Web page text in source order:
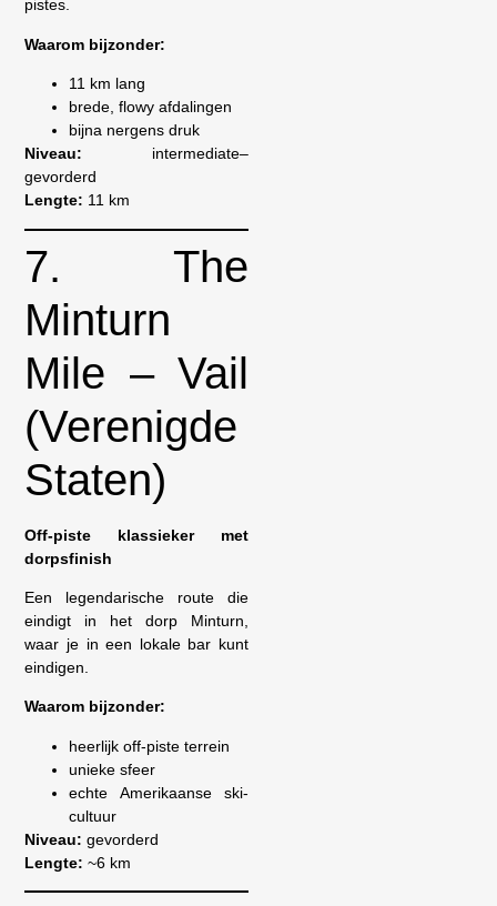
pistes.
Waarom bijzonder:
11 km lang
brede, flowy afdalingen
bijna nergens druk
Niveau: intermediate–
gevorderd
Lengte: 11 km
7. The
Minturn
Mile – Vail
(Verenigde
Staten)
Off-piste klassieker met
dorpsfinish
Een legendarische route die
eindigt in het dorp Minturn,
waar je in een lokale bar kunt
eindigen.
Waarom bijzonder:
heerlijk off-piste terrein
unieke sfeer
echte Amerikaanse ski-
cultuur
Niveau: gevorderd
Lengte: ~6 km